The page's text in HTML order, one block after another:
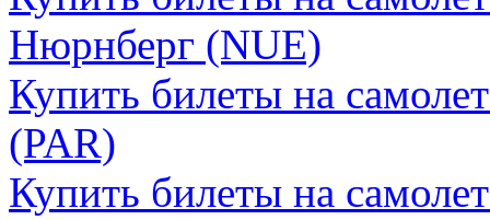
Нюрнберг (NUE)
Купить билеты на
(PAR)
Купить билеты на